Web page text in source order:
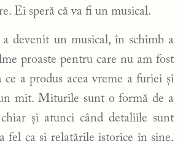
Ei speră că va fi un musical.
devenit un musical, în schimb a
proaste pentru care nu am fost
ce a produs acea vreme a furiei și
mit. Miturile sunt o formă de a
chiar și atunci când detaliile sunt
fel ca și relatările istorice în sine,